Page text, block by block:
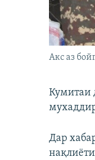
Акс аз
Кумитаи
Дар